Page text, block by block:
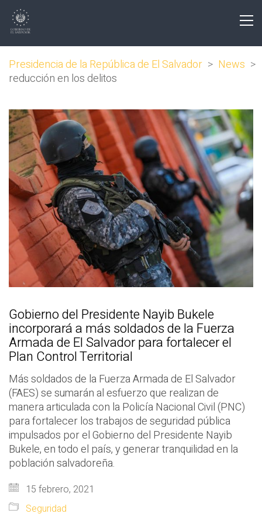
Presidencia de la República de El Salvador > News >
reducción en los delitos
Gobierno del Presidente Nayib Bukele
incorporará a más soldados de la Fuerza
Armada de El Salvador para fortalecer el
Plan Control Territorial
Más soldados de la Fuerza Armada de El Salvador
(FAES) se sumarán al esfuerzo que realizan de
manera articulada con la Policía Nacional Civil (PNC)
para fortalecer los trabajos de seguridad pública
impulsados por el Gobierno del Presidente Nayib
Bukele, en todo el país, y generar tranquilidad en la
población salvadoreña.
15 febrero, 2021
Seguridad